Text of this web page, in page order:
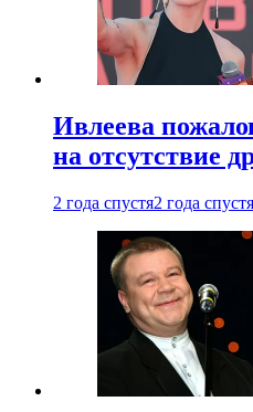
Ивлеева
на отсутствие
2 года спустя2 года спустя